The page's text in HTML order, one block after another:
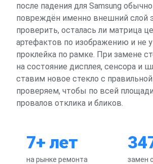
после падения для Samsung
повреждён именно внешний слой
проверить, осталась ли матрица
артефактов по изображению и не
проклейка по рамке. При замене
на состояние дисплея, сенсора и
ставим новое стекло с
проверяем, чтобы по всей
провалов отклика и бликов.
7+ лет
на рынке ремонта
замен